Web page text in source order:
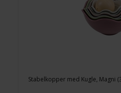
Stabelkopper med Kugle, Magni